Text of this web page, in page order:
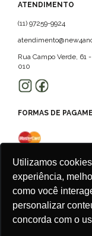
Utilizamos
experiência,
como você
personalizar
concorda com o
ATENDIMENTO
(11) 97259-9924
Rua Campo Verde, 61
010
FORMAS DE